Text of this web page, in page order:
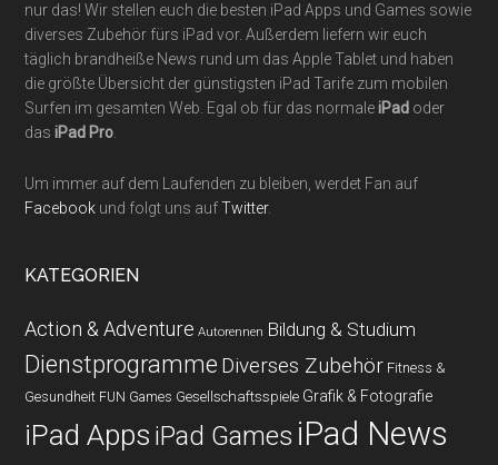
nur das! Wir stellen euch die besten iPad Apps und Games sowie
diverses Zubehör fürs iPad vor. Außerdem liefern wir euch
täglich brandheiße News rund um das Apple Tablet und haben
die größte Übersicht der günstigsten iPad Tarife zum mobilen
Surfen im gesamten Web. Egal ob für das normaleiPad oder
dasiPad Pro
Um immer auf dem Laufenden zu bleiben, werdet Fan auf
Facebook und folgt uns aufTwitter.
KATEGORIEN
Action & Adventure Autorennen Bildung & Studium
Dienstprogramme Diverses Zubehör Fitness &
Gesundheit FUN Games Gesellschaftsspiele Grafik & Fotografie
iPad Apps iPad Games iPad News